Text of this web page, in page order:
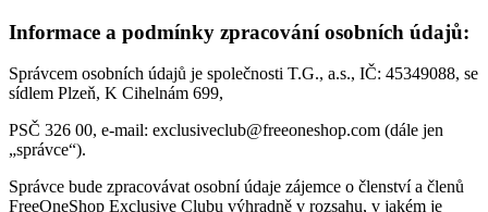
Informace a podmínky zpracování osobních údajů:
Správcem osobních údajů je společnosti T.G., a.s., IČ: 45349088, se
sídlem Plzeň, K Cihelnám 699,
PSČ 326 00, e-mail: exclusiveclub@freeoneshop.com (dále jen
„správce“).
Správce bude zpracovávat osobní údaje zájemce o členství a členů
FreeOneShop Exclusive Clubu výhradně v rozsahu, v jakém je